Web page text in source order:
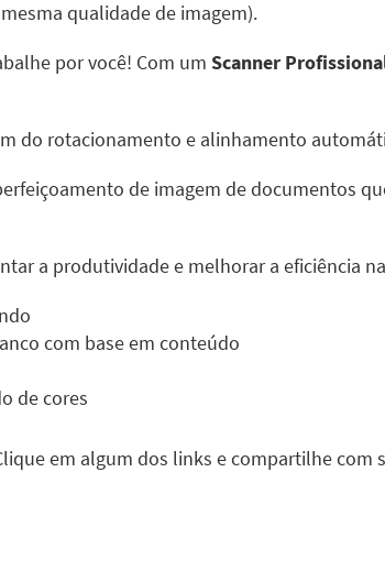
qualidade de imagem).
por você! Com um Scanner
do rotacionamento e alinhamento
de imagem de documentos
a produtividade e melhorar a eficiência
com base em conteúdo
de cores
em algum dos links e compartilhe com